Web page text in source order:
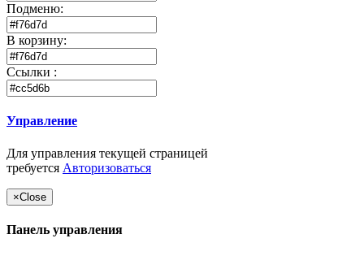
Подменю:
В корзину:
Ссылки :
Управление
Для управления текущей страницей
требуется Авторизоваться
×Close
Панель управления